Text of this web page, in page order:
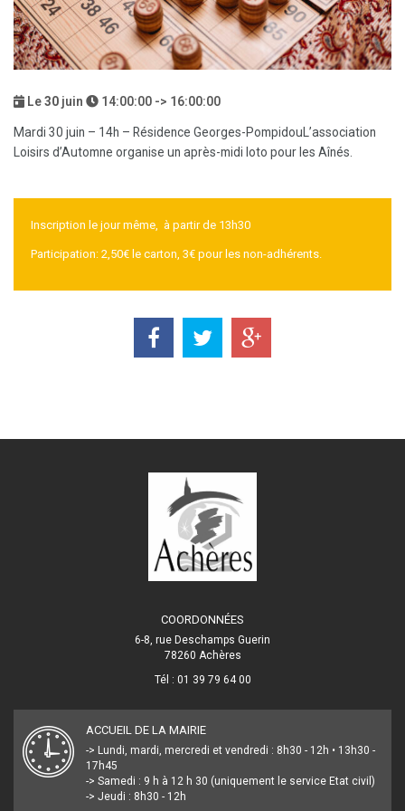
Le30 juin 14:00:00 -> 16:00:00
Mardi 30 juin – 14h – Résidence Georges-Pompidou L’association
Loisirs d’Automne organise un après-midi loto pour les Aînés.
Inscription le jour même, à partir de 13h30
Participation: 2,50€ le carton, 3€ pour les non-adhérents.
COORDONNÉES
6-8, rue Deschamps Guerin
78260 Achères
Tél : 01 39 79 64 00
ACCUEIL DE LA MAIRIE
-> Lundi, mardi, mercredi et vendredi : 8h30 - 12h • 13h30 -
17h45
-> Samedi : 9 h à 12 h 30 (uniquement le service Etat civil)
-> Jeudi : 8h30 - 12h